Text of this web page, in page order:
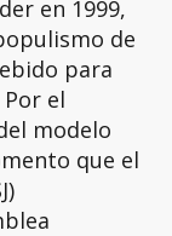
en 1999,
de
para
el
modelo
que el